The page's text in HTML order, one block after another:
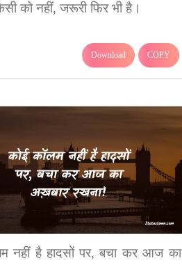
को नहीं, जरूरी फिर भी है।
Download COPY
नहीं है हादसों पर, बचा कर आज का